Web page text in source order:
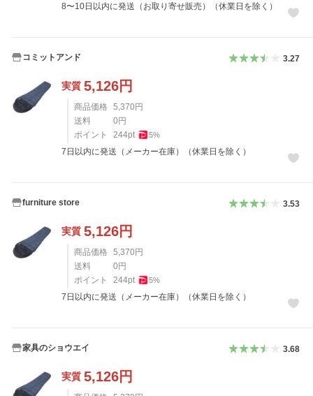
8〜10日以内に発送（お取り寄せ販売）（休業日を除く）
コミットアンド 3.27
実質 5,126円
商品価格 5,370円
送料
0円
ポイント
244pt 5%
7日以内に発送（メーカー在庫）（休業日を除く）
furniture store 3.53
実質 5,126円
商品価格 5,370円
送料
0円
ポイント
244pt 5%
7日以内に発送（メーカー在庫）（休業日を除く）
家具のショウエイ 3.68
実質 5,126円